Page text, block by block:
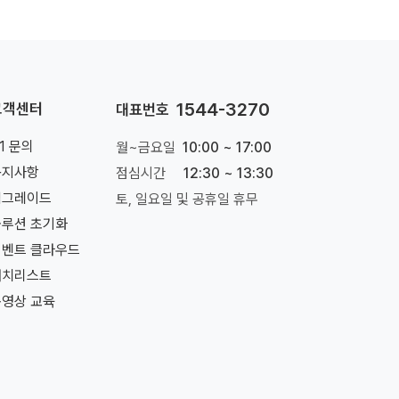
센터
문의
사항
레이드
션 초기화
트 클라우드
리스트
상 교육
대표번호 1544-3270
월~금요일 10:00 ~ 17:00
점심시간
12:30 ~ 13:30
토, 일요일 및 공휴일 휴무